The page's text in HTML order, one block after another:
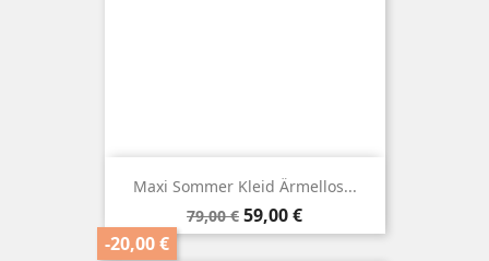
Maxi Sommer Kleid Ärmellos...
Verkaufspreis
79,00 €
-20,00 €
Preis
59,00 €